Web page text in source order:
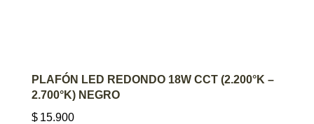
AGREGAR AL CARRITO
PLAFÓN LED REDONDO 18W CCT (2.200°K –
2.700°K) NEGRO
$ 15.900